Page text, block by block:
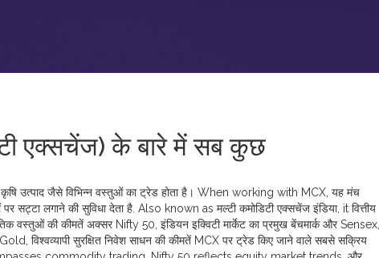
एक्सचेंज) के बारे में सब कुछ
कृषि उत्पाद जैसे विभिन्न वस्तुओं का ट्रेड होता है। When working with MCX यह मंच
सट्टा लगाने की सुविधा देता है . Also known as मल्टी कमोडिटी एक्सचेंज इंडिया, it वित्तीय
वस्तुओं की कीमतें अक्सर Nifty 50 इंडियन इक्विटी मार्केट का प्रमुख बेंचमार्कऔरSensex
Gold विश्वव्यापी सुरक्षित निवेश साधन की कीमतें MCX पर ट्रेड किए जाने वाले सबसे सक्रिय